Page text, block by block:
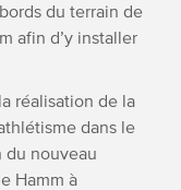
du terrain de
afin d’y installer
réalisation de la
dans le
du nouveau
Hamm à